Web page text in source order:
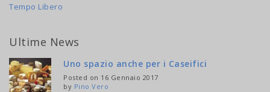
Tempo Libero
Ultime News
Uno spazio anche per i Caseifici
Posted on 16 Gennaio 2017
by Pino Vero